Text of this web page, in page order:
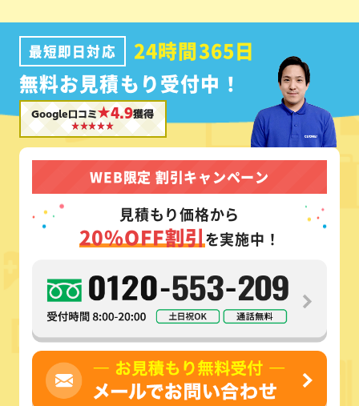
最短即日対応
24時間365日
無料お見積もり受付中！
Google口コミ★4.9獲得
WEB限定 割引キャンペーン
見積もり価格から
20%OFF割引を実施中！